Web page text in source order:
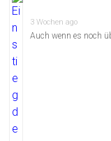
3 Wochen ago
Auch wenn es noch